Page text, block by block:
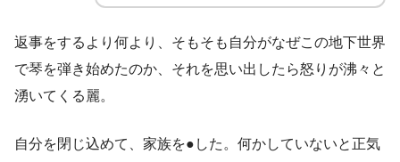
返事をするより何より、そもそも自分がなぜこの地下世界
で琴を弾き始めたのか、それを思い出したら怒りが沸々と
湧いてくる麗。
自分を閉じ込めて、家族を●した。何かしていないと正気